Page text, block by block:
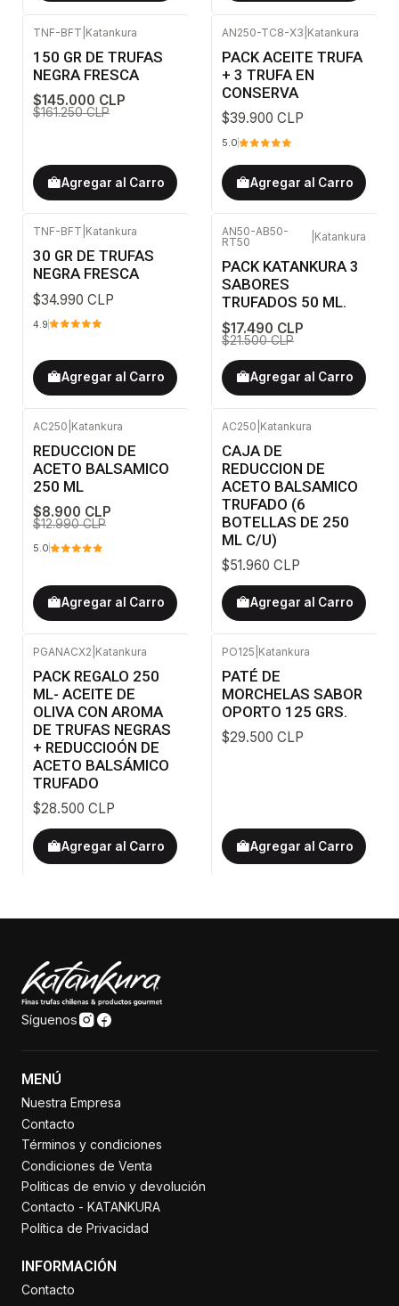
TNF-BFT Katankura
150 GR DE TRUFAS
NEGRA FRESCA
$145.000 CLP
$161.250 CLP
Agregar al Carro
AN250-TC8-X3 Katankura
PACK ACEITE TRUFA
+ 3 TRUFA EN
CONSERVA
$39.900 CLP
5.0
Agregar al Carro
TNF-BFT Katankura
30 GR DE TRUFAS
NEGRA FRESCA
$34.990 CLP
4.9
Agregar al Carro
-19%
AN50-AB50-
RT50
Katankura
PACK KATANKURA 3
SABORES
TRUFADOS 50 ML.
$17.490 CLP
$21.500 CLP
Agregar al Carro
AC250 Katankura
REDUCCION DE
ACETO BALSAMICO
250 ML
$8.900 CLP
$12.990 CLP
5.0
Agregar al Carro
AC250 Katankura
CAJA DE
REDUCCION DE
ACETO BALSAMICO
TRUFADO (6
BOTELLAS DE 250
ML C/U)
$51.960 CLP
Agregar al Carro
PGANACX2 Katankura
PACK REGALO 250
ML- ACEITE DE
OLIVA CON AROMA
DE TRUFAS NEGRAS
+ REDUCCIOÓN DE
ACETO BALSÁMICO
TRUFADO
$28.500 CLP
Agregar al Carro
PO125 Katankura
PATÉ DE
MORCHELAS SABOR
OPORTO 125 GRS.
$29.500 CLP
Agregar al Carro
Síguenos
MENÚ
Nuestra Empresa
Contacto
Términos y condiciones
Condiciones de Venta
Politicas de envio y devolución
Contacto - KATANKURA
Política de Privacidad
INFORMACIÓN
Contacto